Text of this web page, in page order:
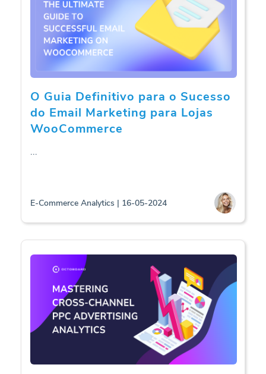
O Guia Definitivo para o Sucesso
do Email Marketing para Lojas
WooCommerce
...
E-Commerce Analytics | 16-05-2024